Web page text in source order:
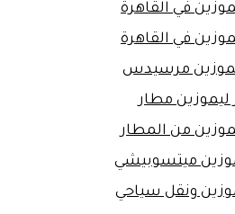
في القاهرة
في القاهرة
مرسيدس
ليموزين مطار
من المطار
ميتسوبيشي
ونقل سياحي